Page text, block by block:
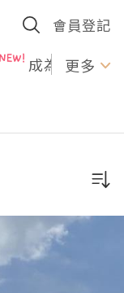
會員登記
成為U更多